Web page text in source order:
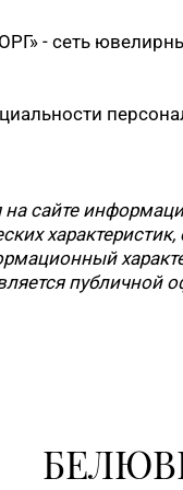
- сеть
сайте
публичной